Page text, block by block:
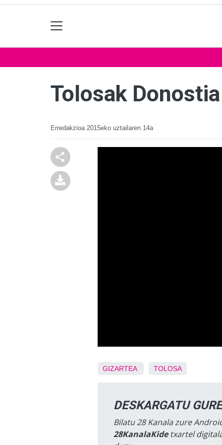
Tolosak
Erredakzioa 2015eko uztailaren 14a
GIZARTEA TOLOSA
DESKARGATU
Bilatu 28 Kanala zure
28KanalaKidetxartel